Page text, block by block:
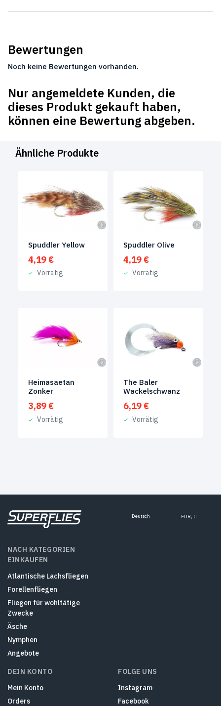
Bewertungen
Noch keine Bewertungen vorhanden.
Nur angemeldete Kunden, die
dieses Produkt gekauft haben,
können eine Bewertung abgeben.
Ähnliche Produkte
Spuddler Yellow
4,19 €
Vorrätig
Spuddler Olive
4,19 €
Vorrätig
Heimasaetan
Zonker
3,89 €
Vorrätig
The Baler
Wackelschwanz
6,19 €
Vorrätig
Deutsch EUR, €
NACH KATEGORIEN
EINKAUFEN
Atlantische Lachsfliegen
Forellenfliegen
Fliegen für wohltätige
Zwecke
Äsche
Nymphen
Angebote
DEIN KONTO
Mein Konto
Orders
FOLGE UNS
Instagram
Facebook